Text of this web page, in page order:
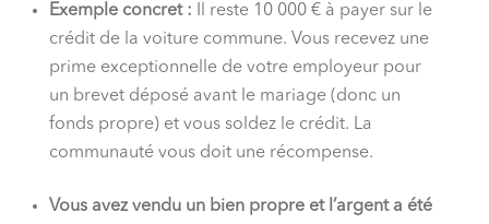
Exemple concret : Il reste 10 000 € à payer sur le
crédit de la voiture commune. Vous recevez une
prime exceptionnelle de votre employeur pour
un brevet déposé avant le mariage (donc un
fonds propre) et vous soldez le crédit. La
communauté vous doit une récompense.
Vous avez vendu un bien propre et l’argent a été